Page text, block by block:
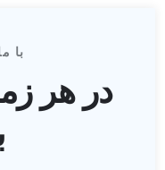
با
در هر